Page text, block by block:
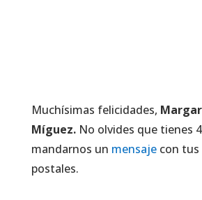
Muchísimas felicidades,
Míguez. No olvides que tienes
mandarnos un mensajecon tus
postales.